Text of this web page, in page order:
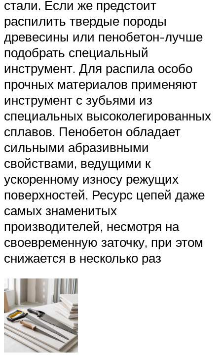
стали. Если же предстоит
распилить твердые породы
древесины или пенобетон-лучше
подобрать специальный
инструмент. Для распила особо
прочных материалов применяют
инструмент с зубьями из
специальных высоколегированных
сплавов. Пенобетон обладает
сильными абразивными
свойствами, ведущими к
ускоренному износу режущих
поверхностей. Ресурс цепей даже
самых знаменитых
производителей, несмотря на
своевременную заточку, при этом
снижается в несколько раз